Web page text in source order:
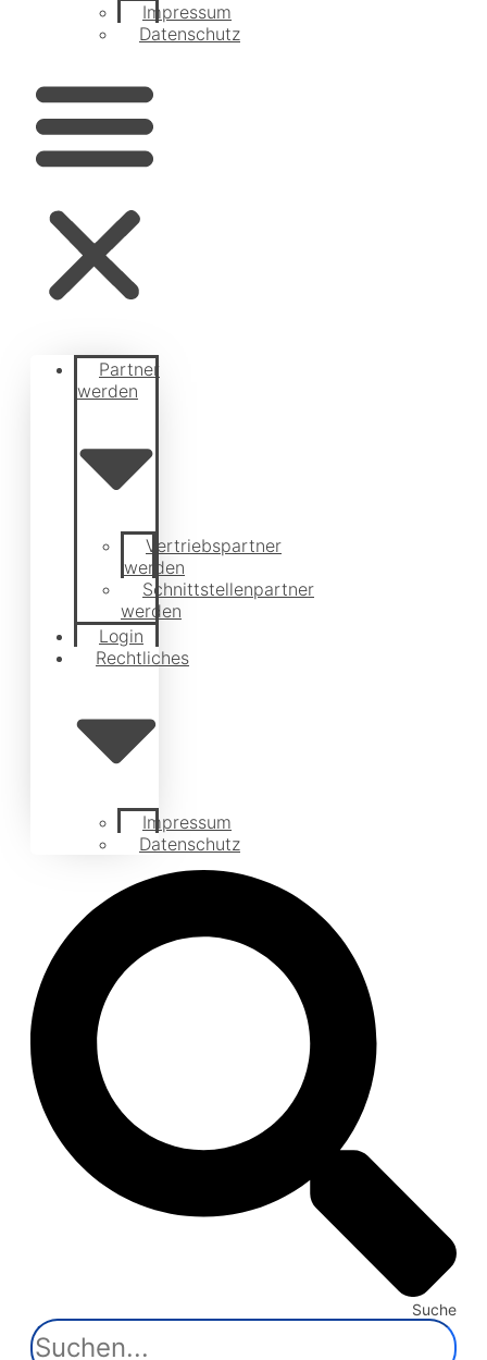
Impressum
Datenschutz
Partner
werden
Vertriebspartner
werden
Schnittstellenpartner
werden
Login
Rechtliches
Impressum
Datenschutz
Suche